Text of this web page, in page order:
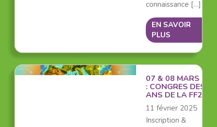
connaissance […]
EN SAVOIR
PLUS
07 & 08 MARS
: CONGRES DES 30
ANS DE LA FF2P
11 février 2025
Inscription &